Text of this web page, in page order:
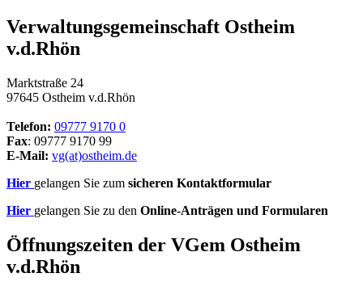
Verwaltungsgemeinschaft Ostheim
v.d.Rhön
Marktstraße 24
97645 Ostheim v.d.Rhön
Telefon: 09777 9170 0
Fax: 09777 9170 99
E-Mail: vg(at)ostheim.de
Hier gelangen Sie zum sicheren Kontaktformular
Hier gelangen Sie zu den Online-Anträgen und Formularen
Öffnungszeiten der VGem Ostheim
v.d.Rhön